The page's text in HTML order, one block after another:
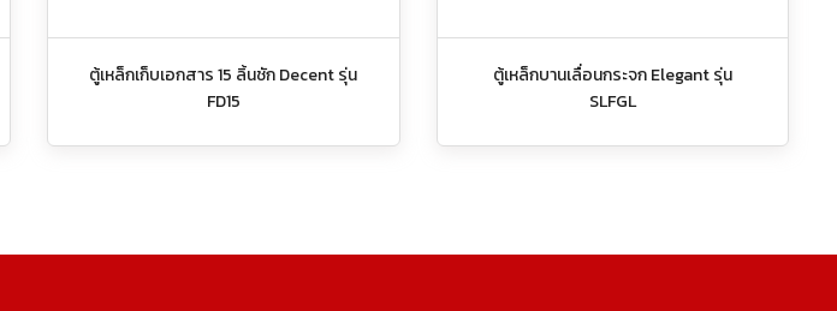
ตู้เหล็กเก็บเอกสาร 15 ลิ้นชัก Decent รุ่น
FD15
ตู้เหล็กบานเลื่อนกระจก Elegant รุ่น
SLFGL